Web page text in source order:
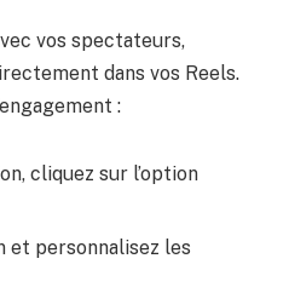
vos spectateurs,
dans vos Reels.
:
cliquez sur l’option
et personnalisez les